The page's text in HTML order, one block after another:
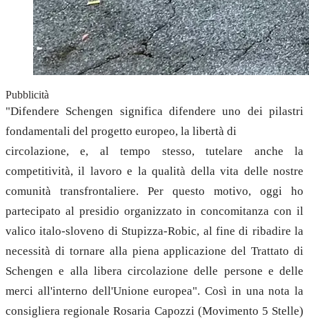
Pubblicità
"Difendere Schengen significa difendere uno dei pilastri
fondamentali del progetto europeo, la libertà di
circolazione, e, al tempo stesso, tutelare anche la
competitività, il lavoro e la qualità della vita delle nostre
comunità transfrontaliere. Per questo motivo, oggi ho
partecipato al presidio organizzato in concomitanza con il
valico italo-sloveno di Stupizza-Robic, al fine di ribadire la
necessità di tornare alla piena applicazione del Trattato di
Schengen e alla libera circolazione delle persone e delle
merci all'interno dell'Unione europea". Così in una nota la
consigliera regionale Rosaria Capozzi (Movimento 5 Stelle)